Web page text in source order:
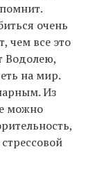
очень
чем все это
Водолею,
на мир.
Из
можно